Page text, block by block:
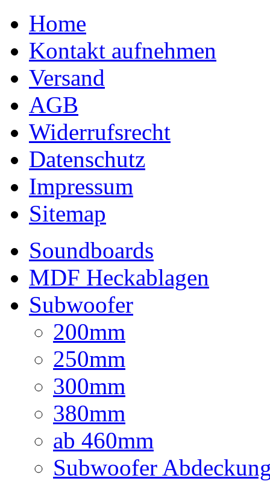
Home
Kontakt aufnehmen
Versand
AGB
Widerrufsrecht
Datenschutz
Impressum
Sitemap
Soundboards
MDF Heckablagen
Subwoofer
200mm
250mm
300mm
380mm
ab 460mm
Subwoofer